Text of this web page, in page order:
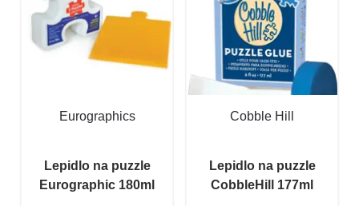
Eurographics
Lepidlo na puzzle
Eurographic 180ml
Cobble Hill
Lepidlo na puzzle
CobbleHill 177ml